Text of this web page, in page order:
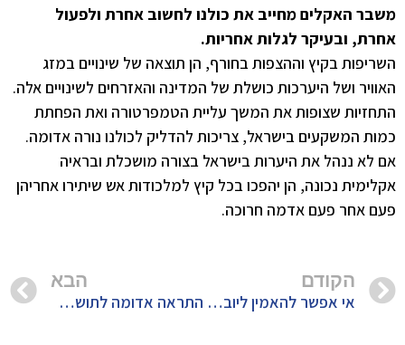
משבר האקלים מחייב את כולנו לחשוב אחרת ולפעול
אחרת, ובעיקר לגלות אחריות.
השריפות בקיץ וההצפות בחורף, הן תוצאה של שינויים במזג
האוויר ושל היערכות כושלת של המדינה והאזרחים לשינויים אלה.
התחזיות שצופות את המשך עליית הטמפרטורה ואת הפחתת
כמות המשקעים בישראל, צריכות להדליק לכולנו נורה אדומה.
אם לא ננהל את היערות בישראל בצורה מושכלת ובראיה
אקלימית נכונה, הן יהפכו בכל קיץ למלכודות אש שיתירו אחריהן
פעם אחר פעם אדמה חרוכה.
הקודם
אי אפשר להאמין ליובל שטייניץ. עובדה.
הבא
התראה אדומה לתושבי כדור הארץ: גשם זלעפות ירד בגרינלנד